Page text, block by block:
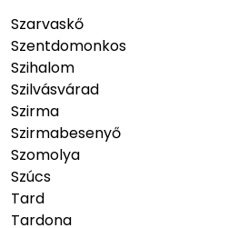
Szarvaskő
Szentdomonkos
Szihalom
Szilvásvárad
Szirma
Szirmabesenyő
Szomolya
Szúcs
Tard
Tardona